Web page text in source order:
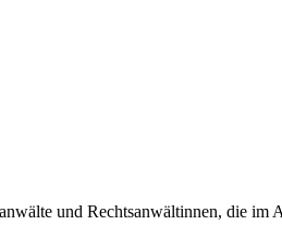
und Rechtsanwältinnen, die im